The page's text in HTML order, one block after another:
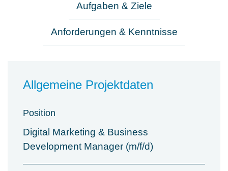
Aufgaben & Ziele
Anforderungen & Kenntnisse
Allgemeine Projektdaten
Position
Digital Marketing & Business
Development Manager (m/f/d)